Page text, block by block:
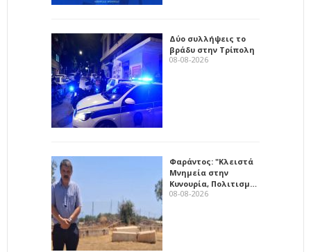
Δύο συλλήψεις το
βράδυ στην Τρίπολη
08-08-2026
Φαράντος: "Κλειστά
Μνημεία στην
Κυνουρία, Πολιτισμ…
08-08-2026